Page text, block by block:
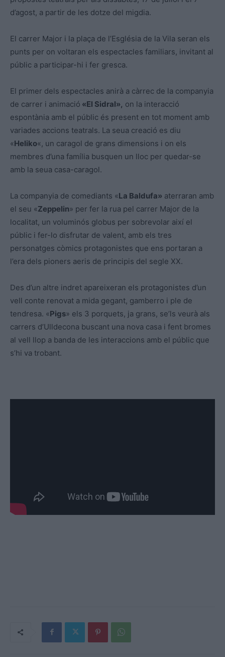
d’agost, a partir de les dotze del migdia.
El carrer Major i la plaça de l’Església de la Vila seran els
punts per on voltaran els espectacles familiars, invitant al
públic a participar-hi i fer gresca.
El primer dels espectacles anirà a càrrec de la companyia
de carrer i animació «El Sidral», on la interacció
espontània amb el públic és present en tot moment amb
variades accions teatrals. La seua creació es diu
«Heliko«, un caragol de grans dimensions i on els
membres d’una família busquen un lloc per quedar-se
amb la seua casa-caragol.
La companyia de comediants «La Baldufa» aterraran amb
el seu «Zeppelin» per fer la rua pel carrer Major de la
localitat, un voluminós globus per sobrevolar així el
públic i fer-lo disfrutar de valent, amb els tres
personatges còmics protagonistes que ens portaran a
l’era dels pioners aeris de principis del segle XX.
Des d’un altre indret apareixeran els protagonistes d’un
vell conte renovat a mida gegant, gamberro i ple de
tendresa. «Pigs» els 3 porquets, ja grans, se’ls veurà als
carrers d’Ulldecona buscant una nova casa i fent bromes
al vell llop a banda de les interaccions amb el públic que
s’hi va trobant.